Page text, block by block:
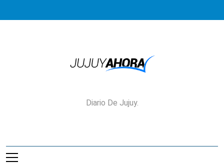
Jujuy Ahora!
Diario De Jujuy.